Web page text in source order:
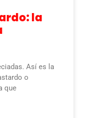
la
Así es la
o
que